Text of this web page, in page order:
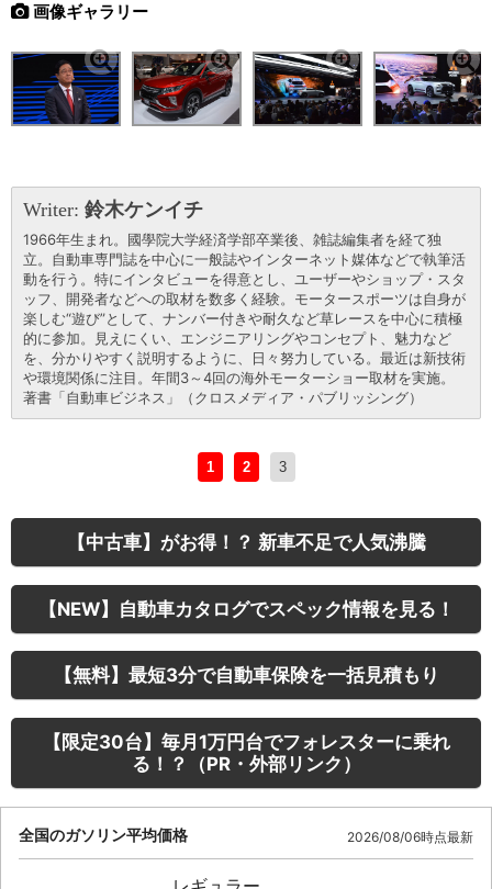
画像ギャラリー
Writer: 鈴木ケンイチ
1966年生まれ。國學院大学経済学部卒業後、雑誌編集者を経て独
立。自動車専門誌を中心に一般誌やインターネット媒体などで執筆活
動を行う。特にインタビューを得意とし、ユーザーやショップ・スタ
ッフ、開発者などへの取材を数多く経験。モータースポーツは自身が
楽しむ“遊び”として、ナンバー付きや耐久など草レースを中心に積極
的に参加。見えにくい、エンジニアリングやコンセプト、魅力など
を、分かりやすく説明するように、日々努力している。最近は新技術
や環境関係に注目。年間3～4回の海外モーターショー取材を実施。
著書「自動車ビジネス」（クロスメディア・パブリッシング）
1 2 3
【中古車】がお得！？ 新車不足で人気沸騰
【NEW】自動車カタログでスペック情報を見る！
【無料】最短3分で自動車保険を一括見積もり
【限定30台】毎月1万円台でフォレスターに乗れ
る！？（PR・外部リンク）
全国のガソリン平均価格 2026/08/06時点最新